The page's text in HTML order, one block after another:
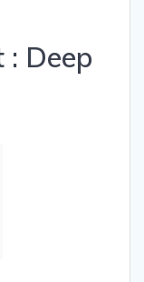
: Deep